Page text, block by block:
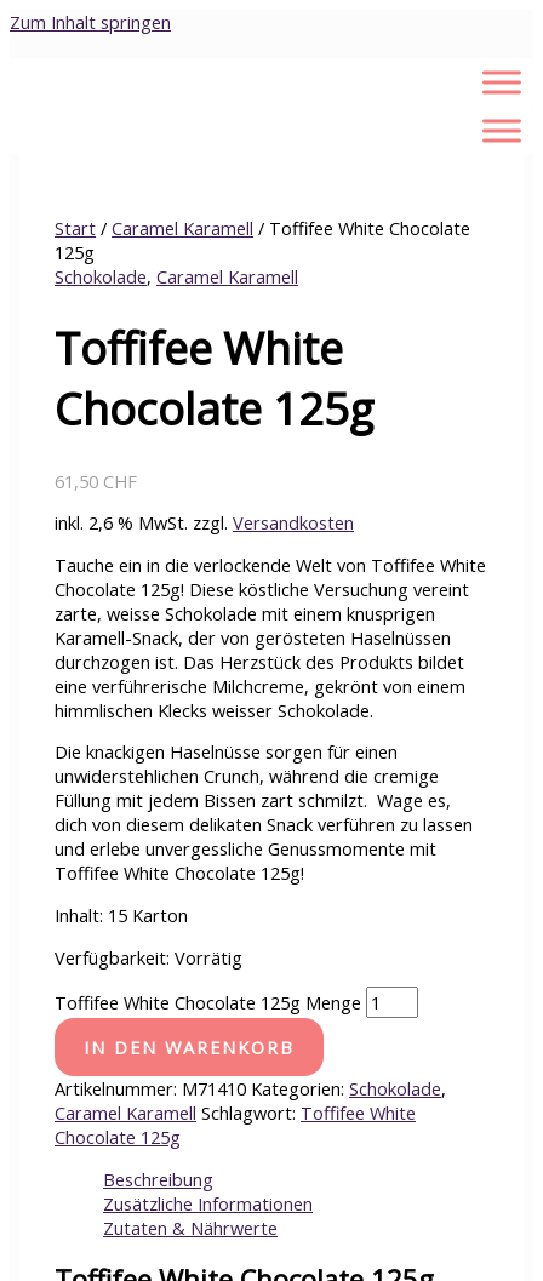
Zum Inhalt springen
Start /Caramel Karamell / Toffifee White Chocolate
125g
Schokolade,Caramel Karamell
Toffifee White
Chocolate 125g
61,50 CHF
inkl. 2,6 % MwSt. zzgl.Versandkosten
Tauche ein in die verlockende Welt von Toffifee White
Chocolate 125g! Diese köstliche Versuchung vereint
zarte, weisse Schokolade mit einem knusprigen
Karamell-Snack, der von gerösteten Haselnüssen
durchzogen ist. Das Herzstück des Produkts bildet
eine verführerische Milchcreme, gekrönt von einem
himmlischen Klecks weisser Schokolade.
Die knackigen Haselnüsse sorgen für einen
unwiderstehlichen Crunch, während die cremige
Füllung mit jedem Bissen zart schmilzt. Wage es,
dich von diesem delikaten Snack verführen zu lassen
und erlebe unvergessliche Genussmomente mit
Toffifee White Chocolate 125g!
Inhalt: 15 Karton
Verfügbarkeit: Vorrätig
Toffifee White Chocolate 125g Menge
IN DEN WARENKORB
Artikelnummer: M71410 Kategorien:Schokolade,
Caramel Karamell Schlagwort: Toffifee White
Chocolate 125g
Beschreibung
Zusätzliche Informationen
Zutaten & Nährwerte